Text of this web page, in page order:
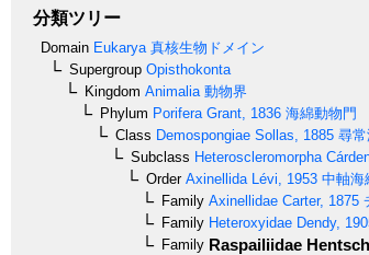
分類ツリー
Domain Eukarya 真核生物ドメイン
Supergroup Opisthokonta
Kingdom Animalia 動物界
Phylum Porifera Grant, 1836 海綿動物門
Class Demospongiae Sollas, 1885 尋
Subclass Heteroscleromorpha
OrderAxinellida Lévi, 1953 中軸海
Family Axinellidae Carter, 1875
Family Heteroxyidae Dendy,
Family Raspailiidae